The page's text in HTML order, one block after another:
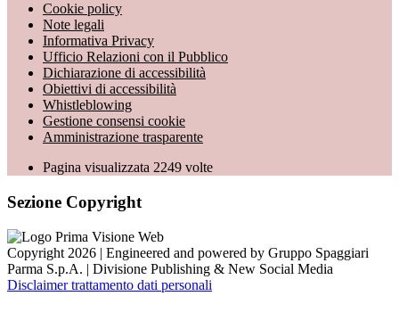
Cookie policy
Note legali
Informativa Privacy
Ufficio Relazioni con il Pubblico
Dichiarazione di accessibilità
Obiettivi di accessibilità
Whistleblowing
Gestione consensi cookie
Amministrazione trasparente
Pagina visualizzata 2249 volte
Sezione Copyright
Copyright 2026 | Engineered and powered by Gruppo Spaggiari
Parma S.p.A. | Divisione Publishing & New Social Media
Disclaimer trattamento dati personali